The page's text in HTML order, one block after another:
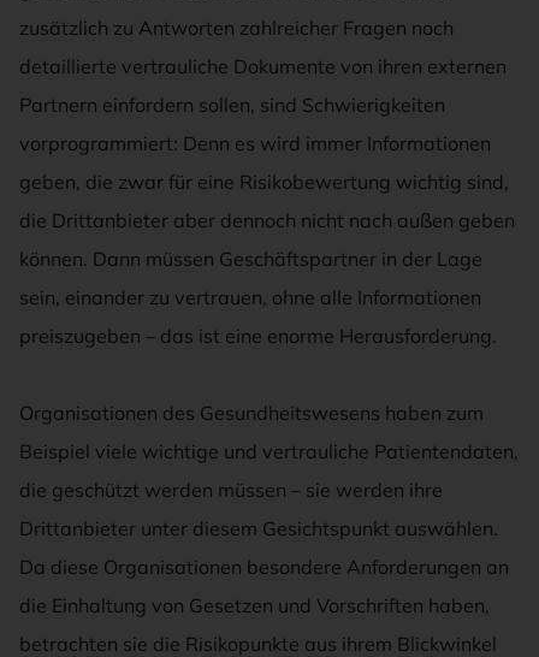
zusätzlich zu Antworten zahlreicher Fragen noch
detaillierte vertrauliche Dokumente von ihren externen
Partnern einfordern sollen, sind Schwierigkeiten
vorprogrammiert: Denn es wird immer Informationen
geben, die zwar für eine Risikobewertung wichtig sind,
die Drittanbieter aber dennoch nicht nach außen geben
können. Dann müssen Geschäftspartner in der Lage
sein, einander zu vertrauen, ohne alle Informationen
preiszugeben – das ist eine enorme Herausforderung.
Organisationen des Gesundheitswesens haben zum
Beispiel viele wichtige und vertrauliche Patientendaten,
die geschützt werden müssen – sie werden ihre
Drittanbieter unter diesem Gesichtspunkt auswählen.
Da diese Organisationen besondere Anforderungen an
die Einhaltung von Gesetzen und Vorschriften haben,
betrachten sie die Risikopunkte aus ihrem Blickwinkel